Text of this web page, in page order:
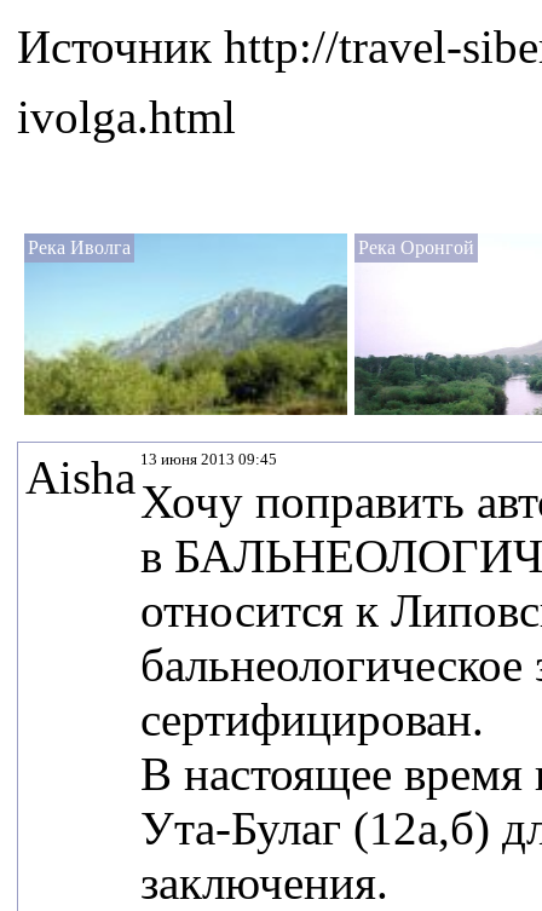
Источник httр://trаvеl-
ivоlgа.html
Река Иволга Река Оронгой
Aisha 13 июня 2013 09:45
Хочу поправить
в
относится к
сертифицирован.
В настоящее время
Ута-Булаг (12а,б)
заключения.